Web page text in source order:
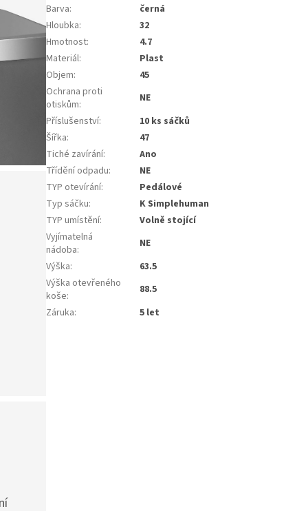
Barva:
černá
Hloubka:
32
Hmotnost:
4.7
Materiál:
Plast
Objem:
45
Ochrana proti
otiskům:
NE
Příslušenství:
10 ks sáčků
Šířka:
47
Tiché zavírání:
Ano
Třídění odpadu:
NE
TYP otevírání:
Pedálové
Typ sáčku:
K Simplehuman
TYP umístění:
Volně stojící
Vyjímatelná
nádoba:
NE
Výška:
63.5
Výška otevřeného
koše:
88.5
Záruka: 5 let